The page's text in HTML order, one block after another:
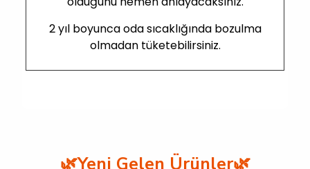
2 yıl boyunca oda sıcaklığında bozulma
olmadan tüketebilirsiniz.
🌿Yeni Gelen Ürünler🌿